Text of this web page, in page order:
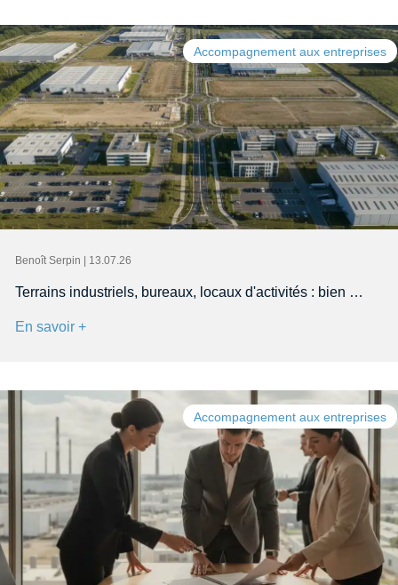
Accompagnement aux entreprises
Benoît Serpin | 13.07.26
Terrains industriels, bureaux, locaux d'activités : bien …
En savoir +
Accompagnement aux entreprises